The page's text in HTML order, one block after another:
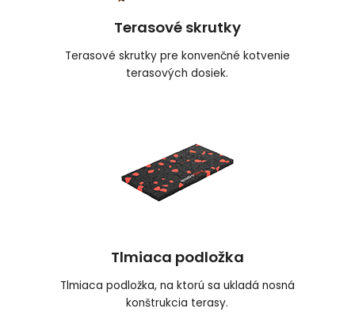
Terasové skrutky
Terasové skrutky pre konvenčné kotvenie
terasových dosiek.
Tlmiaca podložka
Tlmiaca podložka, na ktorú sa ukladá nosná
konštrukcia terasy.